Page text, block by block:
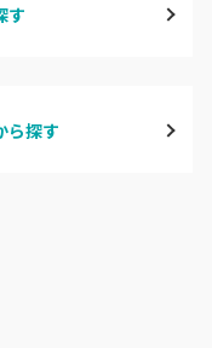
す
ら探す